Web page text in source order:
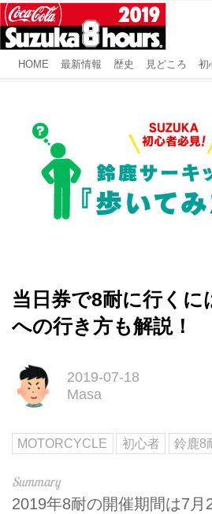
HOME 最新情報 歴史 見どころ 初
当日券で8耐に行くに
への行き方も解説！
2019-07-18
Masa
MOTORCYCLE 初心者 鈴鹿8
2019年8耐の開催期間は7月